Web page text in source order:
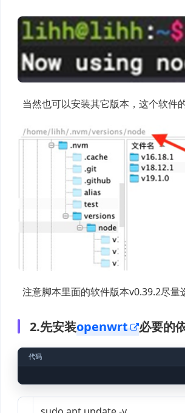
当然也可以安装其它版本，这个软件
注意脚本里面的软件版本v0.39.2尽
2.先安装openwrt 必要的